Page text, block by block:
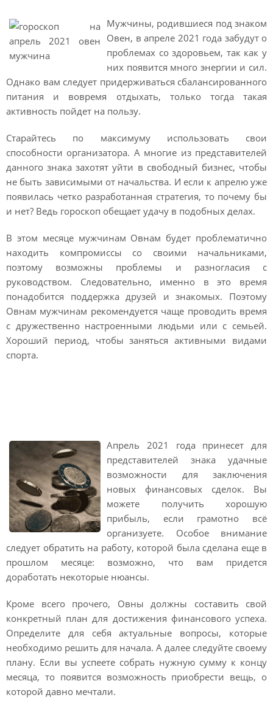
Мужчины, родившиеся под знаком
Овен, в апреле 2021 года забудут о
проблемах со здоровьем, так как у
них появится много энергии и сил.
Однако вам следует придерживаться сбалансированного
питания и вовремя отдыхать, только тогда такая
активность пойдет на пользу.
Старайтесь по максимуму использовать свои
способности организатора. А многие из представителей
данного знака захотят уйти в свободный бизнес, чтобы
не быть зависимыми от начальства. И если к апрелю уже
появилась четко разработанная стратегия, то почему бы
и нет? Ведь гороскоп обещает удачу в подобных делах.
В этом месяце мужчинам Овнам будет проблематично
находить компромиссы со своими начальниками,
поэтому возможны проблемы и разногласия с
руководством. Следовательно, именно в это время
понадобится поддержка друзей и знакомых. Поэтому
Овнам мужчинам рекомендуется чаще проводить время
с дружественно настроенными людьми или с семьей.
Хороший период, чтобы заняться активными видами
спорта.
Апрель 2021 года принесет для
представителей знака удачные
возможности для заключения
новых финансовых сделок. Вы
можете получить хорошую
прибыль, если грамотно всё
организуете. Особое внимание
следует обратить на работу, которой была сделана еще в
прошлом месяце: возможно, что вам придется
доработать некоторые нюансы.
Кроме всего прочего, Овны должны составить свой
конкретный план для достижения финансового успеха.
Определите для себя актуальные вопросы, которые
необходимо решить для начала. А далее следуйте своему
плану. Если вы успеете собрать нужную сумму к концу
месяца, то появится возможность приобрести вещь, о
которой давно мечтали.